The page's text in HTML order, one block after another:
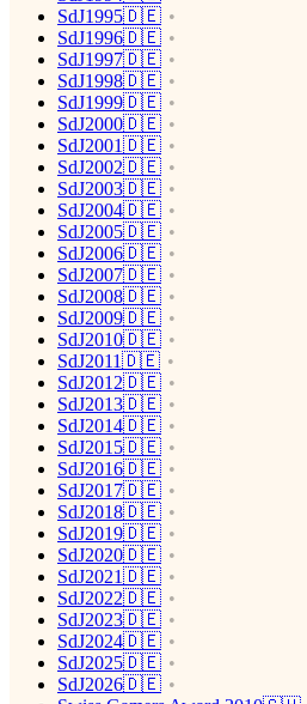
SdJ1995🇩🇪
SdJ1996🇩🇪
SdJ1997🇩🇪
SdJ1998🇩🇪
SdJ1999🇩🇪
SdJ2000🇩🇪
SdJ2001🇩🇪
SdJ2002🇩🇪
SdJ2003🇩🇪
SdJ2004🇩🇪
SdJ2005🇩🇪
SdJ2006🇩🇪
SdJ2007🇩🇪
SdJ2008🇩🇪
SdJ2009🇩🇪
SdJ2010🇩🇪
SdJ2011🇩🇪
SdJ2012🇩🇪
SdJ2013🇩🇪
SdJ2014🇩🇪
SdJ2015🇩🇪
SdJ2016🇩🇪
SdJ2017🇩🇪
SdJ2018🇩🇪
SdJ2019🇩🇪
SdJ2020🇩🇪
SdJ2021🇩🇪
SdJ2022🇩🇪
SdJ2023🇩🇪
SdJ2024🇩🇪
SdJ2025🇩🇪
SdJ2026🇩🇪